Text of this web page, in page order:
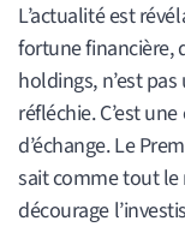
L’actualité est
fortune financière,
holdings, n’est
réfléchie. C’est
d’échange. Le
sait comme tout le
décourage